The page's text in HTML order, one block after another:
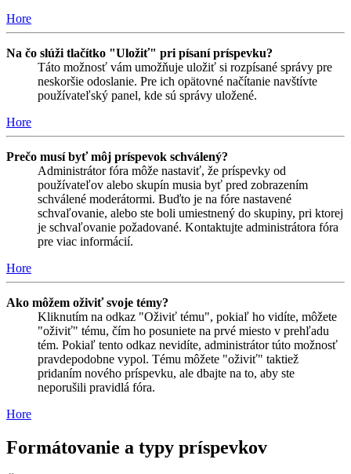
Hore
Na čo slúži tlačítko "Uložiť" pri písaní príspevku?
Táto možnosť vám umožňuje uložiť si rozpísané správy pre
neskoršie odoslanie. Pre ich opätovné načítanie navštívte
používateľský panel, kde sú správy uložené.
Hore
Prečo musí byť môj príspevok schválený?
Administrátor fóra môže nastaviť, že príspevky od
používateľov alebo skupín musia byť pred zobrazením
schválené moderátormi. Buďto je na fóre nastavené
schvaľovanie, alebo ste boli umiestnený do skupiny, pri ktorej
je schvaľovanie požadované. Kontaktujte administrátora fóra
pre viac informácií.
Hore
Ako môžem oživiť svoje témy?
Kliknutím na odkaz "Oživiť tému", pokiaľ ho vidíte, môžete
"oživiť" tému, čím ho posuniete na prvé miesto v prehľadu
tém. Pokiaľ tento odkaz nevidíte, administrátor túto možnosť
pravdepodobne vypol. Tému môžete "oživiť" taktiež
pridaním nového príspevku, ale dbajte na to, aby ste
neporušili pravidlá fóra.
Hore
Formátovanie a typy príspevkov